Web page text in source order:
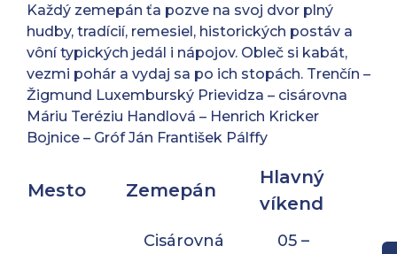
Každý zemepán ťa pozve na svoj dvor plný
hudby, tradícií, remesiel, historických postáv a
vôní typických jedál i nápojov. Obleč si kabát,
vezmi pohár a vydaj sa po ich stopách. Trenčín –
Žigmund Luxemburský Prievidza – cisárovna
Máriu Teréziu Handlová – Henrich Kricker
Bojnice – Gróf Ján František Pálffy
Mesto Zemepán
Hlavný
víkend
Cisárovná
05 –